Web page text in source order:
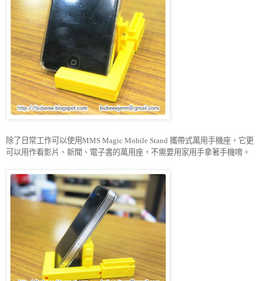
除了日常工作可以使用MMS Magic Mobile Stand 攜帶式萬用手機座，它更
可以用作看影片、新聞、電子書的萬用座，不需要用家用手拿著手機唷。